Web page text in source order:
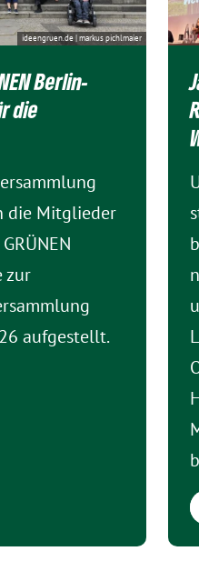
ideengruen.de | markus pichlmaier
Berlin-
die
die Mitglieder
zur
aufgestellt.